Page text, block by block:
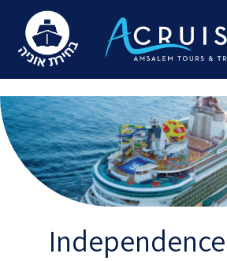
Update cookies preferences